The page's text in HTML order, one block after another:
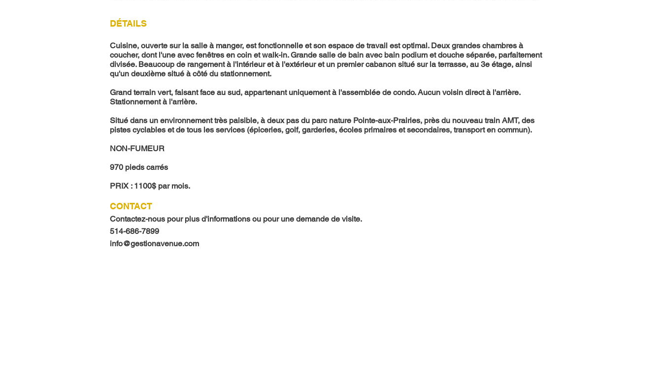
DÉTAILS
Cuisine, ouverte sur la salle à manger, est fonctionnelle et son espace de travail est optimal. Deux grandes chambres à
coucher, dont l'une avec fenêtres en coin et walk-in. Grande salle de bain avec bain podium et douche séparée, parfaitement
divisée. Beaucoup de rangement à l'intérieur et à l'extérieur et un premier cabanon situé sur la terrasse, au 3e étage, ainsi
qu'un deuxième situé à côté du stationnement.
Grand terrain vert, faisant face au sud, appartenant uniquement à l'assemblée de condo. Aucun voisin direct à l'arrière.
Stationnement à l'arrière.
Situé dans un environnement très paisible, à deux pas du parc nature Pointe-aux-Prairies, près du nouveau train AMT, des
pistes cyclables et de tous les services (épiceries, golf, garderies, écoles primaires et secondaires, transport en commun).
NON-FUMEUR
970 pieds carrés
PRIX : 1100$ par mois.
CONTACT
Contactez-nous pour plus d'informations ou pour une demande de visite.
514-686-7899
info@gestionavenue.com